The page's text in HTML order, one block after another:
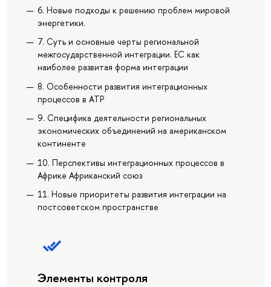
6. Новые подходы к решению проблем мировой
энергетики.
7. Суть и основные черты региональной
межгосударственной интеграции. ЕС как
наиболее развитая форма интеграции
8. Особенности развития интеграционных
процессов в АТР
9. Специфика деятельности региональных
экономических объединений на американском
континенте
10. Перспективы интеграционных процессов в
Африке Африканский союз
11. Новые приоритеты развития интеграции на
постсоветском пространстве
Элементы контроля